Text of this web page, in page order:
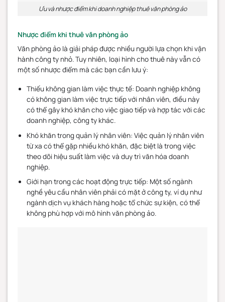
Ưu và nhược điểm khi doanh nghiệp thuê văn phòng ảo
Nhược điểm khi thuê văn phòng ảo
Văn phòng ảo là giải pháp được nhiều người lựa chọn khi vận
hành công ty nhỏ. Tuy nhiên, loại hình cho thuê này vẫn có
một số nhược điểm mà các bạn cần lưu ý:
Thiếu không gian làm việc thực tế: Doanh nghiệp không
có không gian làm việc trực tiếp với nhân viên, điều này
có thể gây khó khăn cho việc giao tiếp và hợp tác với các
doanh nghiệp, công ty khác.
Khó khăn trong quản lý nhân viên: Việc quản lý nhân viên
từ xa có thể gặp nhiều khó khăn, đặc biệt là trong việc
theo dõi hiệu suất làm việc và duy trì văn hóa doanh
nghiệp.
Giới hạn trong các hoạt động trực tiếp: Một số ngành
nghề yêu cầu nhân viên phải có mặt ở công ty, ví dụ như
ngành dịch vụ khách hàng hoặc tổ chức sự kiện, có thể
không phù hợp với mô hình văn phòng ảo.